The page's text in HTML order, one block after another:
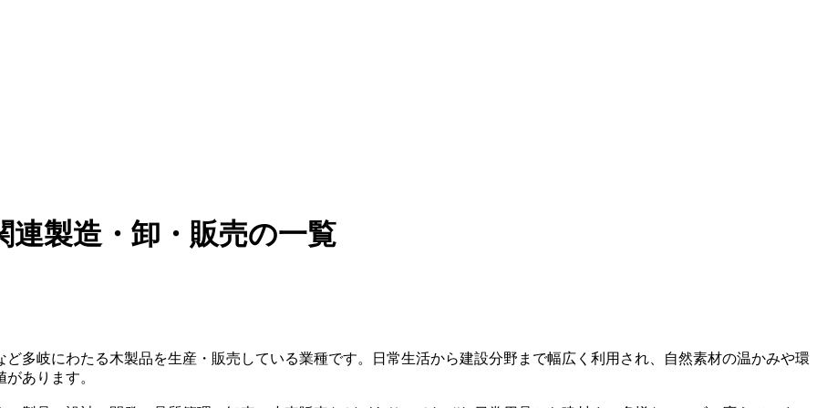
連製造・卸・販売の一覧
多岐にわたる木製品を生産・販売している業種です。日常生活から建設分野まで幅広く利用され、自然素材の温かみや環
あります。